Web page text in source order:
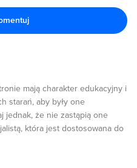
mają charakter edukacyjny i
starań, aby były one
jednak, że nie zastąpią one
która jest dostosowana do